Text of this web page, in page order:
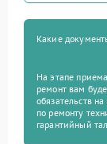
Какие
На этапе
ремонт вам
обязательств
по ремонту
гарантийный